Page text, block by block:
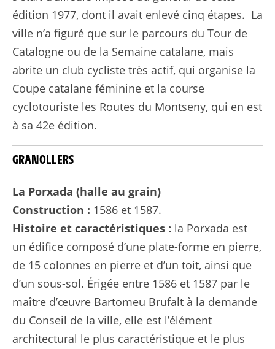
édition 1977, dont il avait enlevé cinq étapes. La
ville n’a figuré que sur le parcours du Tour de
Catalogne ou de la Semaine catalane, mais
abrite un club cycliste très actif, qui organise la
Coupe catalane féminine et la course
cyclotouriste les Routes du Montseny, qui en est
à sa 42e édition.
GRANOLLERS
La Porxada (halle au grain)
Construction : 1586 et 1587.
Histoire et caractéristiques : la Porxada est
un édifice composé d’une plate-forme en pierre,
de 15 colonnes en pierre et d’un toit, ainsi que
d’un sous-sol. Érigée entre 1586 et 1587 par le
maître d’œuvre Bartomeu Brufalt à la demande
du Conseil de la ville, elle est l’élément
architectural le plus caractéristique et le plus